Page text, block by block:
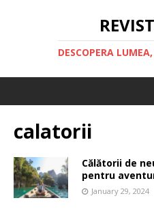
DESCOPERA
calatorii
Călătorii de
pentru
January 29, 2024